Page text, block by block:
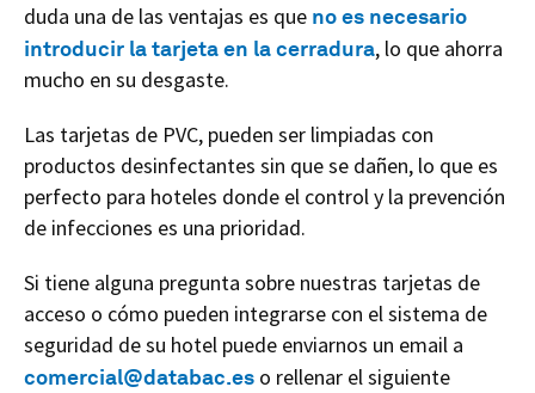
duda una de las ventajas es que no es necesario
introducir la tarjeta en la cerradura, lo que ahorra
mucho en su desgaste.
Las tarjetas de PVC, pueden ser limpiadas con
productos desinfectantes sin que se dañen, lo que es
perfecto para hoteles donde el control y la prevención
de infecciones es una prioridad.
Si tiene alguna pregunta sobre nuestras tarjetas de
acceso o cómo pueden integrarse con el sistema de
seguridad de su hotel puede enviarnos un email a
comercial@databac.es o rellenar el siguiente